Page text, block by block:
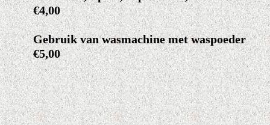
€4,00
Gebruik van wasmachine met waspoeder
€5,00